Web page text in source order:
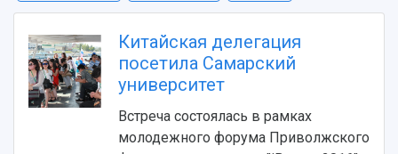
Китайская делегация
посетила Самарский
университет
Встреча состоялась в рамках
молодежного форума Приволжского